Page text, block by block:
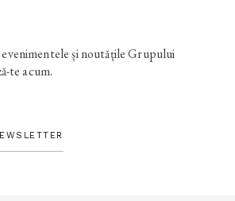
și noutățile Grupului
te acum.